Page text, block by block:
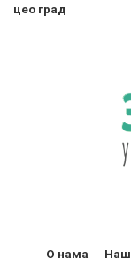
цео град
О нама Наш